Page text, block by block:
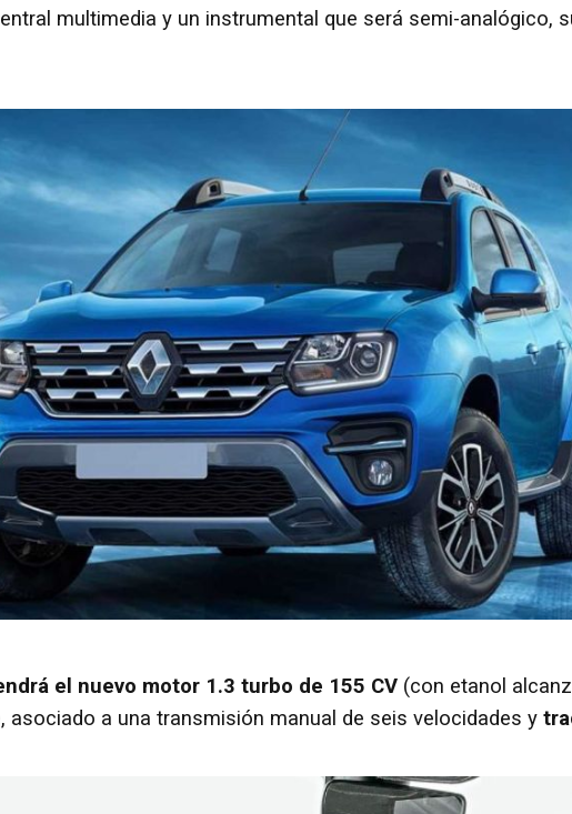
multimedia y un instrumental que será semi-analógico,
el nuevo motor 1.3 turbo de 155 CV (con etanol
asociado a una transmisión manual de seis velocidades y